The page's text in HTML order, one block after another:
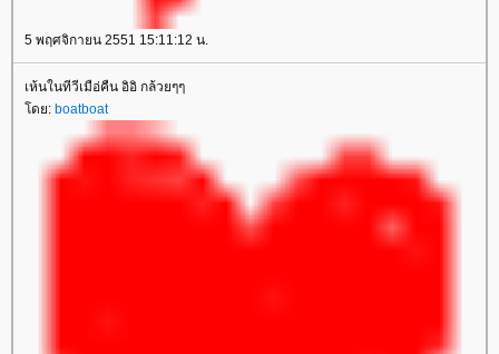
5 พฤศจิกายน 2551 15:11:12 น.
เห้นในทีวีเมือ่คืน อิอิ กล้วยๆๆ
โดย: boatboat